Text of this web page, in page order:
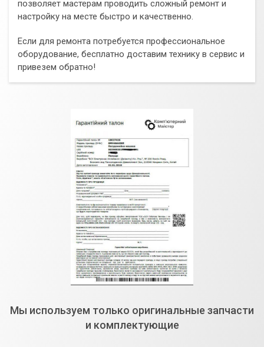
позволяет мастерам проводить сложный ремонт и
настройку на месте быстро и качественно.
Если для ремонта потребуется профессиональное
оборудование, бесплатно доставим технику в сервис и
привезем обратно!
Мы используем только оригинальные запчасти
и комплектующие